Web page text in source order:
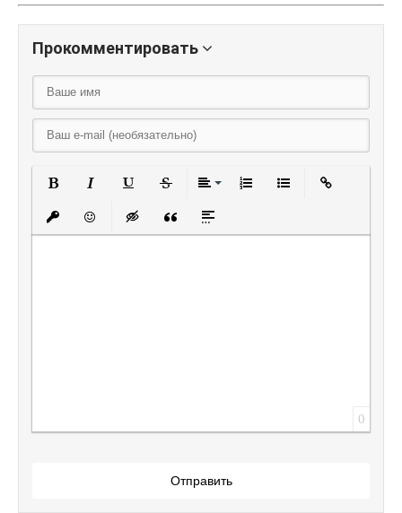
Прокомментировать
Вставить защищенную ссылку
Вставить смайлик
Вставка скрытого текста
Вставка цитаты
Вставка спойлера
0
Отправить